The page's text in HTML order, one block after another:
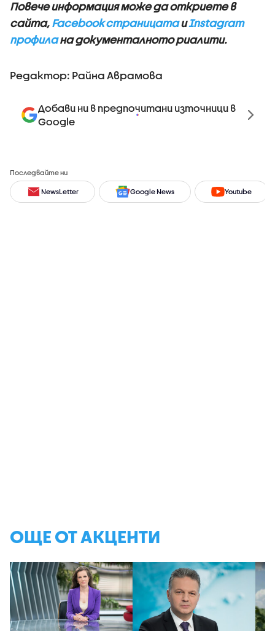
Повече информация може да откриете в
сайта, Facebook страницатаиInstagram
профилана документалното риалити.
Редактор: Райна Аврамова
Добави ни в предпочитани източници в
Google
Последвайте ни
NewsLetter Google News Youtube
ОЩЕ ОТ АКЦЕНТИ